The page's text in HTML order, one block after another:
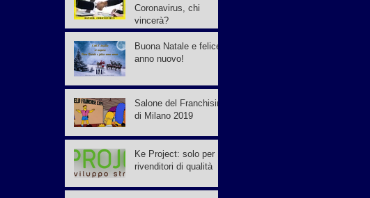
Coronavirus, chi
vincerà?
Buona Natale e felice
anno nuovo!
Salone del Franchising
di Milano 2019
Ke Project: solo per
rivenditori di qualità